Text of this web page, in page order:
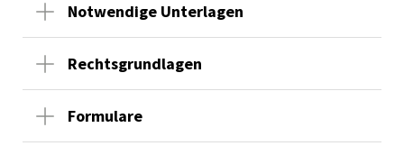
Notwendige Unterlagen
Rechtsgrundlagen
Formulare